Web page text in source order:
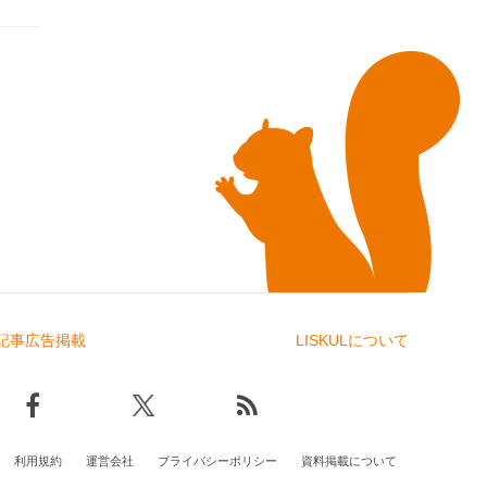
事広告掲載 LISKULについて
利用規約 運営会社 プライバシーポリシー 資料掲載について